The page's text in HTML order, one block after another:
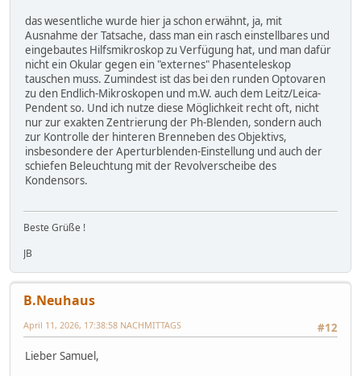
das wesentliche wurde hier ja schon erwähnt, ja, mit
Ausnahme der Tatsache, dass man ein rasch einstellbares und
eingebautes Hilfsmikroskop zu Verfügung hat, und man dafür
nicht ein Okular gegen ein "externes" Phasenteleskop
tauschen muss. Zumindest ist das bei den runden Optovaren
zu den Endlich-Mikroskopen und m.W. auch dem Leitz/Leica-
Pendent so. Und ich nutze diese Möglichkeit recht oft, nicht
nur zur exakten Zentrierung der Ph-Blenden, sondern auch
zur Kontrolle der hinteren Brenneben des Objektivs,
insbesondere der Aperturblenden-Einstellung und auch der
schiefen Beleuchtung mit der Revolverscheibe des
Kondensors.
Beste Grüße !
JB
B.Neuhaus
#12
April 11, 2026, 17:38:58 NACHMITTAGS
Lieber Samuel,